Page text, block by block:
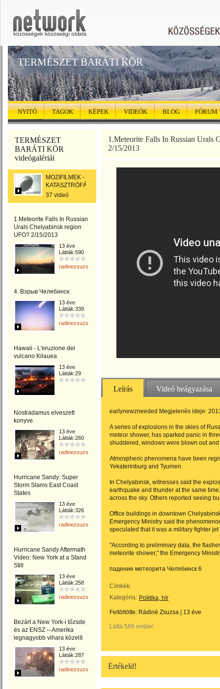
TERMÉSZET BARÁTI KÖR
NYITÓ TAGOK KÉPEK VIDEÓK BLOG FÓRUM
TERMÉSZET
BARÁTI KÖR
videógalériái
MOZIFILMEK -
KATASZTRÓFÁK
37 videó
1.Meteorite Falls In Russian
Urals Chelyabinsk region
UFO? 2/15/2013
13 éve
Látták:590
radinezsuzsa
4. Взрыв Челябинск
13 éve
Látták:339
radinezsuzsa
Hawaii - L'eruzione del
vulcano Kilauea
13 éve
Látták:29
Nostradamus elveszett
konyve
13 éve
Látták:260
radinezsuzsa
Hurricane Sandy: Super
Storm Slams East Coast
States
13 éve
Látták:326
radinezsuzsa
Hurricane Sandy Aftermath
Video: New York at a Stand
Still
13 éve
Látták:258
radinezsuzsa
Bezárt a New York-i tőzsde
és az ENSZ -- Amerika
legnagyobb vihara közelít
13 éve
Látták:287
radinezsuzsa
1.Meteorite Falls In Russian Urals
2/15/2013
Leírás Videó beágyazása
earlynewzneeded Megjelenés ideje:
A series of explosions in the skies of
meteor shower, has sparked panic in
shuddered, windows were blown out
Atmospheric phenomena have been
Yekaterinburg and Tyumen.
In Chelyabinsk, witnesses said the
earthquake and thunder at the same
across the sky. Others reported seeing
Office buildings in downtown
Emergency Ministry said the
speculated that it was a military fighter
"According to preliminary data, the
meteorite shower," the Emergency
падение метеорита Челябинск 6
Címkék:
Kategória: Politika, hír
Feltöltötte: Rádiné Zsuzsa 13 éve
Látta 589 ember.
Értékeld!